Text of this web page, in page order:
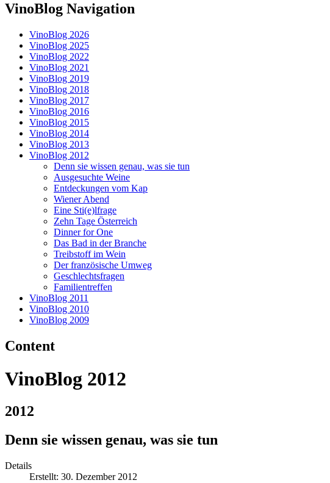
VinoBlog Navigation
VinoBlog 2026
VinoBlog 2025
VinoBlog 2022
VinoBlog 2021
VinoBlog 2019
VinoBlog 2018
VinoBlog 2017
VinoBlog 2016
VinoBlog 2015
VinoBlog 2014
VinoBlog 2013
VinoBlog 2012
Denn sie wissen genau, was sie tun
Ausgesuchte Weine
Entdeckungen vom Kap
Wiener Abend
Eine Sti(e)lfrage
Zehn Tage Österreich
Dinner for One
Das Bad in der Branche
Treibstoff im Wein
Der französische Umweg
Geschlechtsfragen
Familientreffen
VinoBlog 2011
VinoBlog 2010
VinoBlog 2009
Content
VinoBlog 2012
2012
Denn sie wissen genau, was sie tun
Details
Erstellt: 30. Dezember 2012